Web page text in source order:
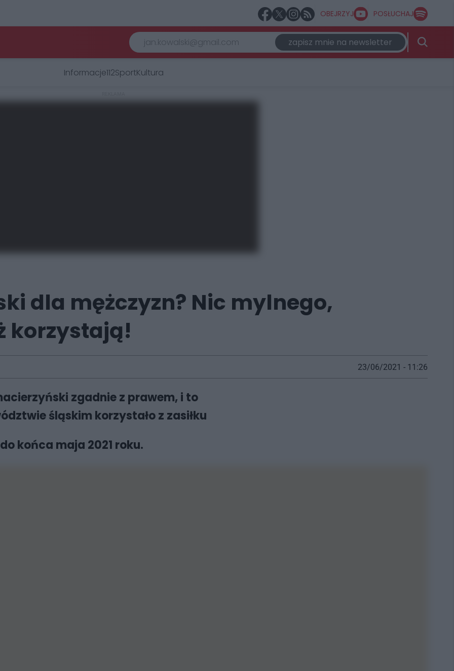
OBEJRZYJ POSŁUCHAJ
zapisz mnie na newsletter
Informacje112SportKultura
dla mężczyzn? Nic mylnego,
korzystają!
23/06/2021 - 11:26
zgadnie z prawem, i to
śląskim korzystało z zasiłku
końca maja 2021 roku.